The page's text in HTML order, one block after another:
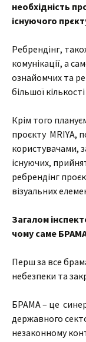
необхідність
існуючого
Ребрендінг,
комунікації, а
ознайомчих та
більшої
Крім того
проєкту MRIYA,
користувачами,
існуючих,
ребрендінг
візуальних
Загалом
чому саме
Перш за все
небезпеки та
БРАМА – це
державного
незаконному